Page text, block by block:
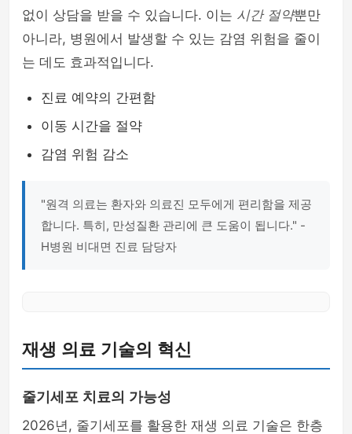
없이 상담을 받을 수 있습니다. 이는 시간 절약뿐만
아니라, 병원에서 발생할 수 있는 감염 위험을 줄이
는 데도 효과적입니다.
진료 예약의 간편함
이동 시간을 절약
감염 위험 감소
"원격 의료는 환자와 의료진 모두에게 편리함을 제공
합니다. 특히, 만성질환 관리에 큰 도움이 됩니다." -
H병원 비대면 진료 담당자
재생 의료 기술의 혁신
줄기세포 치료의 가능성
2026년, 줄기세포를 활용한 재생 의료 기술은 한층